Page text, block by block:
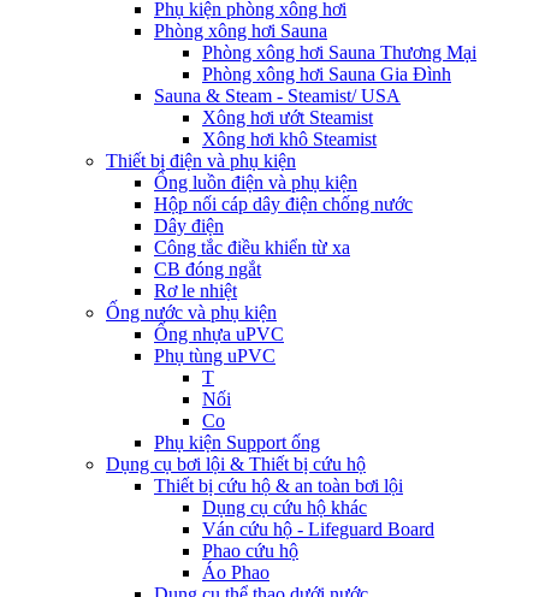
Phụ kiện phòng xông hơi
Phòng xông hơi Sauna
Phòng xông hơi Sauna Thương Mại
Phòng xông hơi Sauna Gia Đình
Sauna & Steam - Steamist/ USA
Xông hơi ướt Steamist
Xông hơi khô Steamist
Thiết bị điện và phụ kiện
Ống luồn điện và phụ kiện
Hộp nối cáp dây điện chống nước
Dây điện
Công tắc điều khiển từ xa
CB đóng ngắt
Rơ le nhiệt
Ống nước và phụ kiện
Ống nhựa uPVC
Phụ tùng uPVC
T
Nối
Co
Phụ kiện Support ống
Dụng cụ bơi lội & Thiết bị cứu hộ
Thiết bị cứu hộ & an toàn bơi lội
Dụng cụ cứu hộ khác
Ván cứu hộ - Lifeguard Board
Phao cứu hộ
Áo Phao